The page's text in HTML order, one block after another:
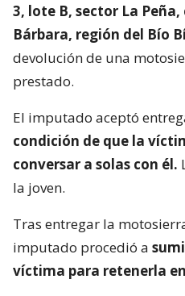
3, lote B, sector La
Bárbara, región del Bío
devolución de una
prestado.
El imputado aceptó
condición de que la
conversar a solas con él.
la joven.
Tras entregar la
imputado procedió a
víctima para retenerla